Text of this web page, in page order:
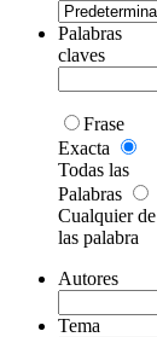
Palabras
claves
Frase
Exacta
Todas las
Palabras
Cualquier de
las palabra
Autores
Tema